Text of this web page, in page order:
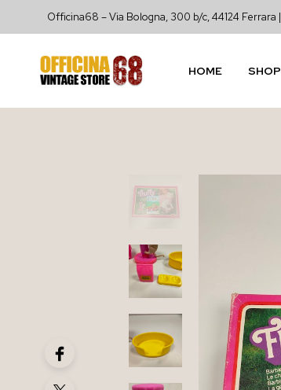
Officina68 – Via Bologna, 300 b/c, 44124 Ferrara |
HOME SHOP